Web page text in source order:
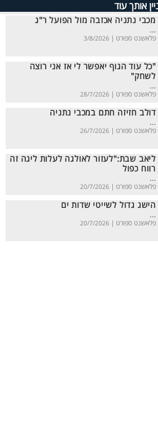
אותך עוד
מכבי נתניה אכזבה מול הפועל ר"ג
...
פלאשנט ספורט | 3/8/2026
"כל עוד הגוף יאפשר לי אז אני רוצה
לשחק"
...
פלאשנט ספורט | 28/7/2026
דולב חזיזה חתם במכבי נתניה
...
פלאשנט ספורט | 26/7/2026
ליאב שבת:"לעזור לאולגה לעלות ליגה זה
רווח כפול
...
פלאשנט ספורט | 20/7/2026
הישג גדול לשייטי שדות ים
...
פלאשנט ספורט | 20/7/2026